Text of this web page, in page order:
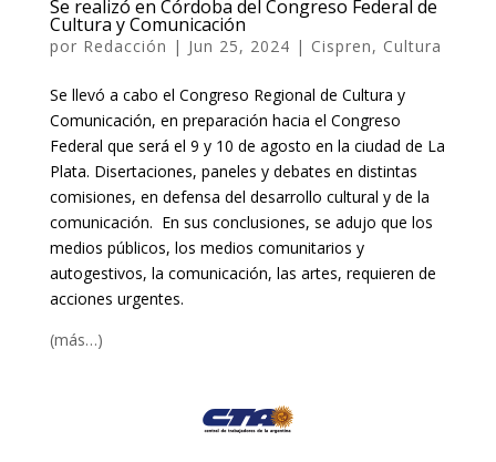
Se realizó en Córdoba del Congreso Federal de
Cultura y Comunicación
por Redacción | Jun 25, 2024 | Cispren, Cultura
Se llevó a cabo el Congreso Regional de Cultura y
Comunicación, en preparación hacia el Congreso
Federal que será el 9 y 10 de agosto en la ciudad de La
Plata. Disertaciones, paneles y debates en distintas
comisiones, en defensa del desarrollo cultural y de la
comunicación. En sus conclusiones, se adujo que los
medios públicos, los medios comunitarios y
autogestivos, la comunicación, las artes, requieren de
acciones urgentes.
(más…)